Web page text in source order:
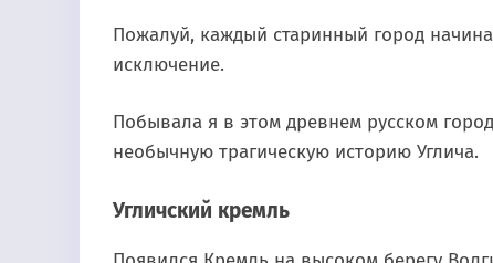
Пожалуй, каждый старинный город
исключение.
Побывала я в этом древнем русском
необычную трагическую историю Углича.
Угличский кремль